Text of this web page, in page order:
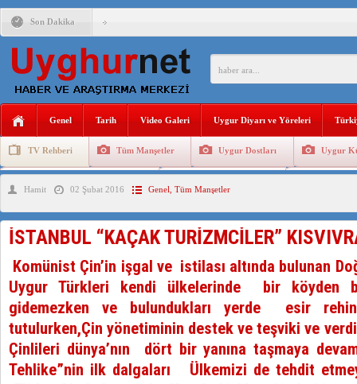
Son Dakika
ÇİN’İN “GÜVENLİK”SÖYLEMİ İLE DOĞU TÜRKİSTAN’DA
ANAHTAR PARTİ GENEL BAŞKANI AĞIRALİOĞLU :
DİYANET AKADEMİSİ BAŞKANI DOÇ.DR.KAAN : DOĞU
150 YILDIR KAYNAYAN YARAMIZ : ÇİN İŞGALİNDEKİ
ÇİN’İN UYGUR POLİTİKALARINI ÖVEN DİYANET
MHP’DEN URUMÇİ KATLİAMI MESAJİ : 05.07.2009
Genel Tarih Video Galeri Uygur Diyarı ve Yöreleri
TV Rehberi Tüm Manşetler Uygur Dostları Uygur
Uygurlarda Düğün ve Cenaze
Hamit 02 Şubat 2016 Genel Tüm Manşetler
İSTANBUL “KAÇAK TURİZMCİLER”
Komünist Çin’in işgal ve istilası altında bulunan
Uygur Türkleri kendi ülkelerinde bir köyden
gidemezken ve bulundukları yerde esir
tutulurken,Çin yönetiminin destek ve teşviki ve
Çinlileri dünya’nın dört bir yanına taşmaya
Tehlike”nin ilk dalgaları Ülkemizi de tehdit